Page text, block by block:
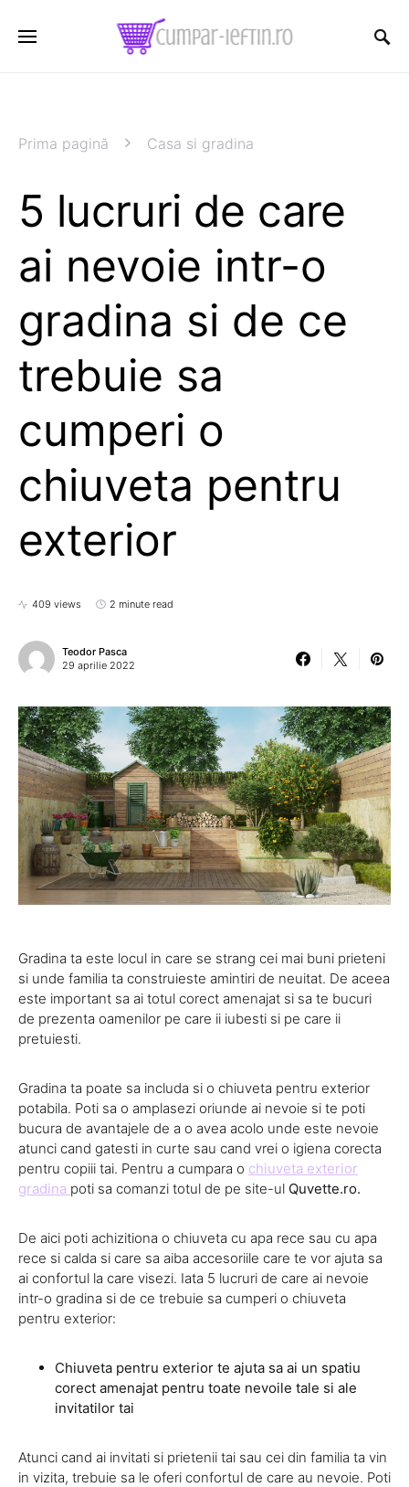
Prima pagină Casa si gradina
5 lucruri de care
ai nevoie intr-o
gradina si de ce
trebuie sa
cumperi o
chiuveta pentru
exterior
409 views 2 minute read
Teodor Pasca
29 aprilie 2022
Gradina ta este locul in care se strang cei mai buni prieteni
si unde familia ta construieste amintiri de neuitat. De aceea
este important sa ai totul corect amenajat si sa te bucuri
de prezenta oamenilor pe care ii iubesti si pe care ii
pretuiesti.
Gradina ta poate sa includa si o chiuveta pentru exterior
potabila. Poti sa o amplasezi oriunde ai nevoie si te poti
bucura de avantajele de a o avea acolo unde este nevoie
atunci cand gatesti in curte sau cand vrei o igiena corecta
pentru copiii tai. Pentru a cumpara o chiuveta exterior
gradina poti sa comanzi totul de pe site-ul Quvette.ro.
De aici poti achizitiona o chiuveta cu apa rece sau cu apa
rece si calda si care sa aiba accesoriile care te vor ajuta sa
ai confortul la care visezi. Iata 5 lucruri de care ai nevoie
intr-o gradina si de ce trebuie sa cumperi o chiuveta
pentru exterior:
Chiuveta pentru exterior te ajuta sa ai un spatiu
corect amenajat pentru toate nevoile tale si ale
invitatilor tai
Atunci cand ai invitati si prietenii tai sau cei din familia ta vin
in vizita, trebuie sa le oferi confortul de care au nevoie. Poti